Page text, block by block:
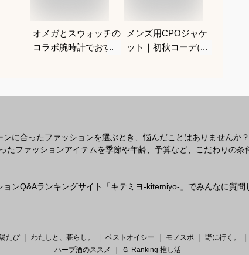
オメガとスウォッチの
コラボ腕時計でおすす
メンズ用CPOジャケ
ット｜初秋コーデに使
に合ったファッションを選ぶとき、悩んだことはありませんか？
たファッションアイテムを季節や年齢、予算など、こだわりの条
ンQ&Aランキングサイト「キテミヨ-kitemiyo-」でみんなに質
たび わたしと、暮らし。 ベストオイシー モノスポ 野に行く。
ハーブ酒のススメ
Ｇ-Ranking 推し活